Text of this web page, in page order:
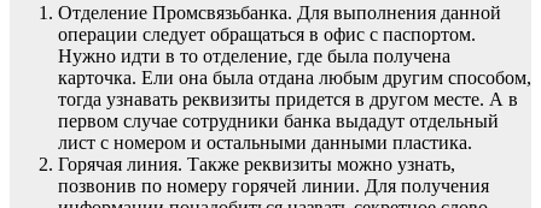
Отделение Промсвязьбанка. Для выполнения данной
операции следует обращаться в офис с паспортом.
Нужно идти в то отделение, где была получена
карточка. Ели она была отдана любым другим способом,
тогда узнавать реквизиты придется в другом месте. А в
первом случае сотрудники банка выдадут отдельный
лист с номером и остальными данными пластика.
Горячая линия. Также реквизиты можно узнать,
позвонив по номеру горячей линии. Для получения